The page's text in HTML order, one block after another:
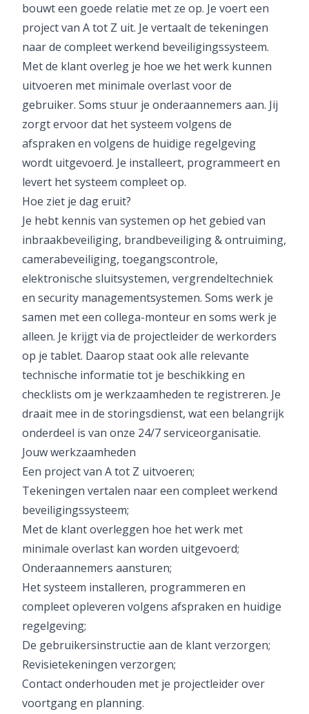
bouwt een goede relatie met ze op. Je voert een
project van A tot Z uit. Je vertaalt de tekeningen
naar de compleet werkend beveiligingssysteem.
Met de klant overleg je hoe we het werk kunnen
uitvoeren met minimale overlast voor de
gebruiker. Soms stuur je onderaannemers aan. Jij
zorgt ervoor dat het systeem volgens de
afspraken en volgens de huidige regelgeving
wordt uitgevoerd. Je installeert, programmeert en
levert het systeem compleet op.
Hoe ziet je dag eruit?
Je hebt kennis van systemen op het gebied van
inbraakbeveiliging, brandbeveiliging & ontruiming,
camerabeveiliging, toegangscontrole,
elektronische sluitsystemen, vergrendeltechniek
en security managementsystemen. Soms werk je
samen met een collega-monteur en soms werk je
alleen. Je krijgt via de projectleider de werkorders
op je tablet. Daarop staat ook alle relevante
technische informatie tot je beschikking en
checklists om je werkzaamheden te registreren. Je
draait mee in de storingsdienst, wat een belangrijk
onderdeel is van onze 24/7 serviceorganisatie.
Jouw werkzaamheden
Een project van A tot Z uitvoeren;
Tekeningen vertalen naar een compleet werkend
beveiligingssysteem;
Met de klant overleggen hoe het werk met
minimale overlast kan worden uitgevoerd;
Onderaannemers aansturen;
Het systeem installeren, programmeren en
compleet opleveren volgens afspraken en huidige
regelgeving;
De gebruikersinstructie aan de klant verzorgen;
Revisietekeningen verzorgen;
Contact onderhouden met je projectleider over
voortgang en planning.